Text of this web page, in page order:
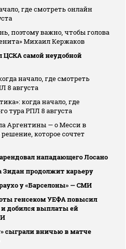
где смотреть онлайн
поэтому важно, чтобы голова
Михаил Кержаков
ЦСКА самой неудобной
начало, где смотреть
8 августа
когда начало, где
тура РПЛ 8 августа
Аргентины — о Месси в
которое сочтет
нападающего Лосано
Зидан продолжит карьеру
у «Барселоны» — СМИ
генсеком УЕФА повысил
добился выплаты ей
сыграли вничью в матче